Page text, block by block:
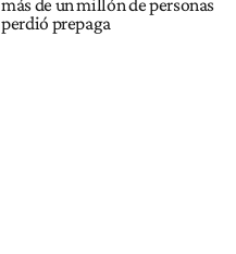
perdió prepaga